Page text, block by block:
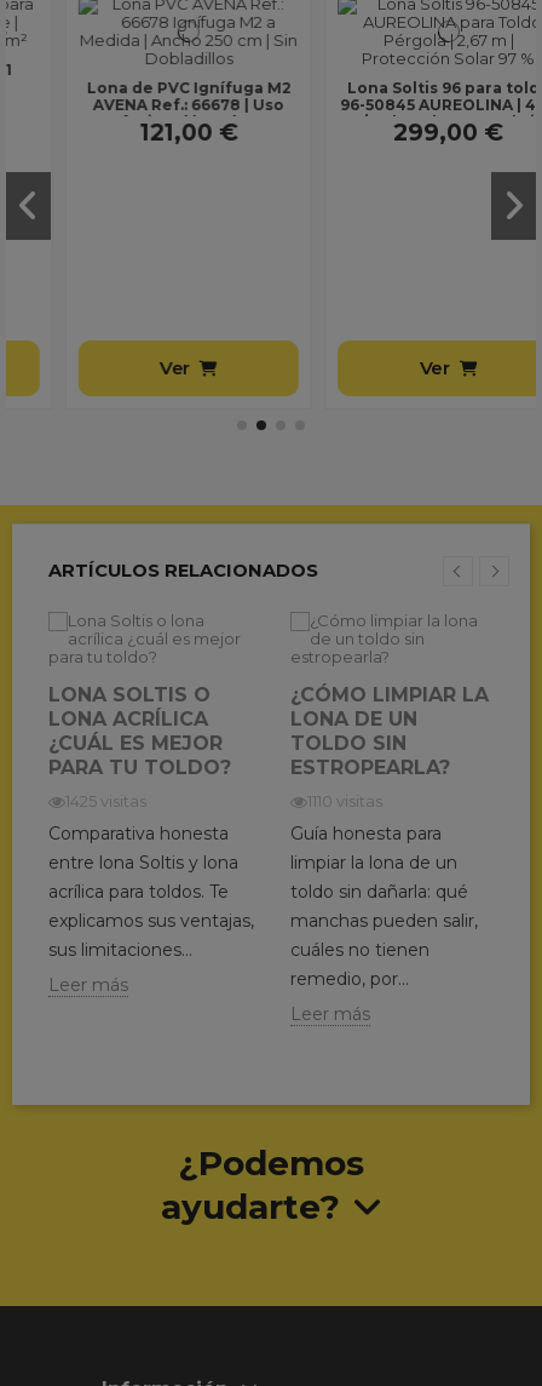
Lona de PVC Ignífuga M2
AVENA Ref.: 66678 | Uso
Profesional | Ancho 250
cm | Sin...
121,00 €
Lona Soltis 96 para toldo
96-50845 AUREOLINA | 400
g/m² | Ancho 2,67 m | Sin
dobladillos
299,00 €
ARTÍCULOS RELACIONADOS
LONA SOLTIS O
LONA ACRÍLICA
¿CUÁL ES MEJOR
PARA TU TOLDO?
1425 visitas
Comparativa honesta
entre lona Soltis y lona
acrílica para toldos. Te
explicamos sus ventajas,
sus limitaciones...
Leer más
¿CÓMO LIMPIAR LA
LONA DE UN
TOLDO SIN
ESTROPEARLA?
1110 visitas
Guía honesta para
limpiar la lona de un
toldo sin dañarla: qué
manchas pueden salir,
cuáles no tienen
remedio, por...
Leer más
¿Podemos
ayudarte?